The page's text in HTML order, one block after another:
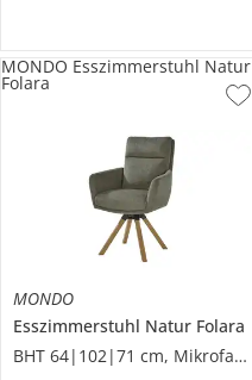
MONDO
Esszimmerstuhl Natur Folara
BHT 64|102|71 cm, Mikrofaser
MONDO Esszimmerstuhl Natur
Folara